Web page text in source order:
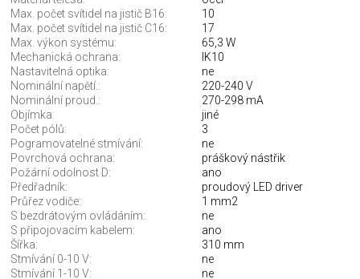
Max. počet svítidel na jistič B16:
10
Max. počet svítidel na jistič C16:
17
Max. výkon systému:
65,3 W
Mechanická ochrana:
IK10
Nastavitelná optika:
ne
Nominální napětí.:
220-240 V
Nominální proud.:
270-298 mA
Objímka:
jiné
Počet pólů:
3
Pogramovatelné stmívání:
ne
Povrchová ochrana:
práškový nástřik
Požární odolnost D:
ano
Předřadník:
proudový LED driver
Průřez vodiče:
1 mm2
S bezdrátovým ovládáním:
ne
S připojovacím kabelem:
ano
Šířka:
310 mm
Stmívání 0-10 V:
ne
Stmívání 1-10 V:
ne